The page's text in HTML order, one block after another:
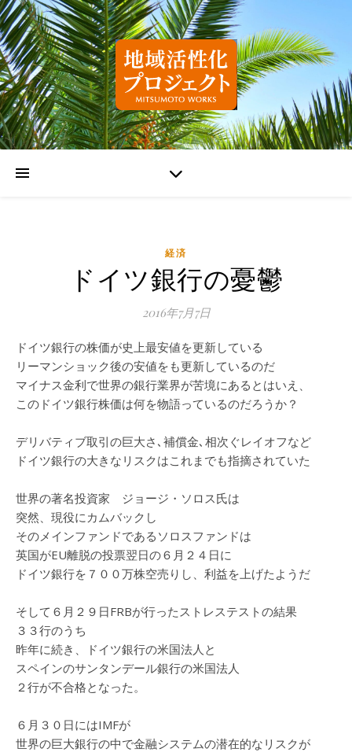
経済
ドイツ銀行の憂鬱
2016年7月7日
ドイツ銀行の株価が史上最安値を更新している
リーマンショック後の安値をも更新しているのだ
マイナス金利で世界の銀行業界が苦境にあるとはいえ、
このドイツ銀行株価は何を物語っているのだろうか？
デリバティブ取引の巨大さ､補償金､相次ぐレイオフなど
ドイツ銀行の大きなリスクはこれまでも指摘されていた
世界の著名投資家 ジョージ・ソロス氏は
突然、現役にカムバックし
そのメインファンドであるソロスファンドは
英国がEU離脱の投票翌日の６月２４日に
ドイツ銀行を７００万株空売りし、利益を上げたようだ
そして６月２９日FRBが行ったストレステストの結果
３３行のうち
昨年に続き、ドイツ銀行の米国法人と
スペインのサンタンデール銀行の米国法人
２行が不合格となった。
６月３０日にはIMFが
世界の巨大銀行の中で金融システムの潜在的なリスクが